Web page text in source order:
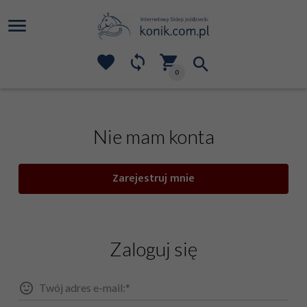
0
Nie mam konta
Zarejestruj mnie
Zaloguj się
Twój adres e-mail:*